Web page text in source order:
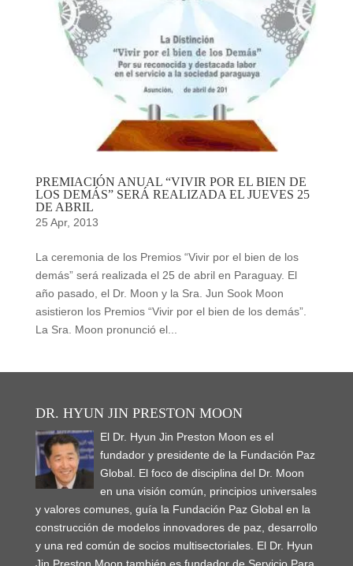
PREMIACIÓN ANUAL “VIVIR POR EL BIEN DE
LOS DEMÁS” SERÁ REALIZADA EL JUEVES 25
DE ABRIL
25 Apr, 2013
La ceremonia de los Premios “Vivir por el bien de los
demás” será realizada el 25 de abril en Paraguay. El
año pasado, el Dr. Moon y la Sra. Jun Sook Moon
asistieron los Premios “Vivir por el bien de los demás”.
La Sra. Moon pronunció el...
DR. HYUN JIN PRESTON MOON
El Dr. Hyun Jin Preston Moon es el
fundador y presidente de la Fundación Paz
Global. El foco de disciplina del Dr. Moon
en una visión común, principios universales
y valores comunes, guía la Fundación Paz Global en la
construcción de modelos innovadores de paz, desarrollo
y una red común de socios multisectoriales. El Dr. Hyun
Jin Preston Moon también es fundador de Servicio Para